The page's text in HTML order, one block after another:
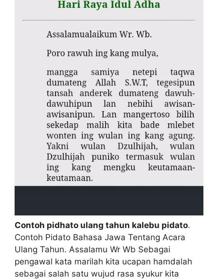
Contoh pidhato ulang tahun kalebu pidato.
Contoh Pidato Bahasa Jawa Tentang Acara
Ulang Tahun. Assalamu Wr Wb Sebagai
pengawal kata marilah kita ucapan hamdalah
sebagai salah satu wujud rasa syukur kita